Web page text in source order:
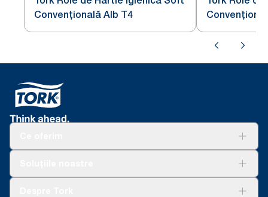
Convențională Alb T4